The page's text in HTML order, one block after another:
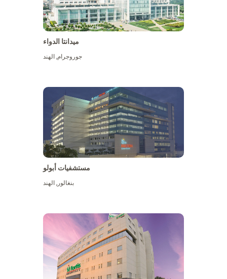
ميدانتا الدواء
جوروجرام,الهند
مستشفيات أبولو
بنغالور,الهند